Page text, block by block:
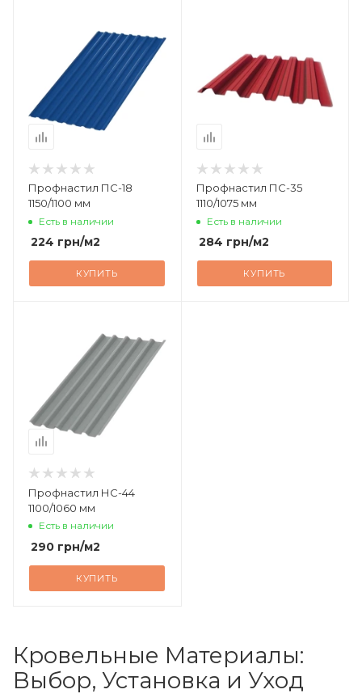
Профнастил ПС-18
1150/1100 мм
Есть в наличии
224 грн/м2
КУПИТЬ
Профнастил ПС-35
1110/1075 мм
Есть в наличии
284 грн/м2
КУПИТЬ
Профнастил НС-44
1100/1060 мм
Есть в наличии
290 грн/м2
КУПИТЬ
Кровельные Материалы:
Выбор, Установка и Уход